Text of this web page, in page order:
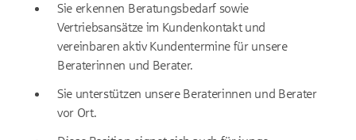
Sie erkennen Beratungsbedarf sowie
Vertriebsansätze im Kundenkontakt und
vereinbaren aktiv Kundentermine für unsere
Beraterinnen und Berater.
Sie unterstützen unsere Beraterinnen und Berater
vor Ort.